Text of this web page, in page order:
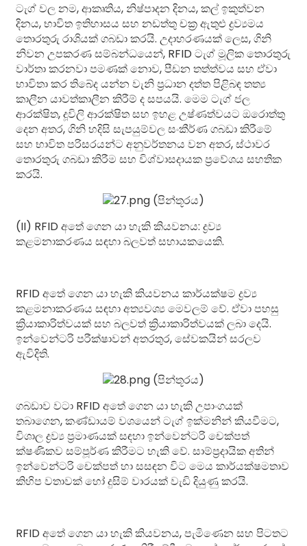
ටැග් වල නම, ආකෘතිය, නිෂ්පාදන දිනය, කල් ඉකුත්වන
දිනය, භාවිත ඉතිහාසය සහ නඩත්තු චක්‍ර ඇතුළු ද්‍රව්‍යමය
තොරතුරු රාශියක් ගබඩා කරයි. උදාහරණයක් ලෙස, ගිනි
නිවන උපකරණ සම්බන්ධයෙන්, RFID ටැග් මූලික තොරතුරු
වාර්තා කරනවා පමණක් නොව, පීඩන තත්ත්වය සහ ඒවා
භාවිතා කර තිබේද යන්න වැනි ප්‍රධාන දත්ත පිළිබඳ තත්‍ය
කාලීන යාවත්කාලීන කිරීම් ද සපයයි. මෙම ටැග් ජල
ආරක්ෂිත, දූවිලි ආරක්ෂිත සහ ඉහළ උෂ්ණත්වයට ඔරොත්තු
දෙන අතර, ගිනි හදිසි සැපයුම්වල සංකීර්ණ ගබඩා කිරීමේ
සහ භාවිත පරිසරයන්ට අනුවර්තනය වන අතර, ස්ථාවර
තොරතුරු ගබඩා කිරීම සහ විශ්වාසදායක ප්‍රවේශය සහතික
කරයි.
(II) RFID අතේ ගෙන යා හැකි කියවනය: ද්‍රව්‍ය
කළමනාකරණය සඳහා බලවත් සහායකයෙකි.
RFID අතේ ගෙන යා හැකි කියවනය කාර්යක්ෂම ද්‍රව්‍ය
කළමනාකරණය සඳහා අත්‍යවශ්‍ය මෙවලම් වේ. ඒවා පහසු
ක්‍රියාකාරිත්වයක් සහ බලවත් ක්‍රියාකාරිත්වයක් ලබා දෙයි.
ඉන්වෙන්ටරි පරීක්ෂාවන් අතරතුර, සේවකයින් සරලව
ඇවිදිති.
ගබඩාව වටා RFID අතේ ගෙන යා හැකි උපාංගයක්
තබාගෙන, කණ්ඩායම් වශයෙන් ටැග් ඉක්මනින් කියවීමට,
විශාල ද්‍රව්‍ය ප්‍රමාණයක් සඳහා ඉන්වෙන්ටරි චෙක්පත්
ක්ෂණිකව සම්පූර්ණ කිරීමට හැකි වේ. සාම්ප්‍රදායික අතින්
ඉන්වෙන්ටරි චෙක්පත් හා සසඳන විට මෙය කාර්යක්ෂමතාව
කිහිප වතාවක් හෝ දුසිම් වාරයක් වැඩි දියුණු කරයි.
RFID අතේ ගෙන යා හැකි කියවනය, පැමිණෙන සහ පිටතට